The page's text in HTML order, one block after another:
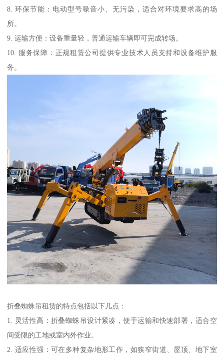
8. 环保节能：电动型号噪音小、无污染，适合对环境要求高的场
所。
9. 运输方便：设备重量轻，普通运输车辆即可完成转场。
10. 服务保障：正规租赁公司提供专业技术人员支持和设备维护服
务。
折叠蜘蛛吊租赁的特点包括以下几点：
1. 灵活性高：折叠蜘蛛吊设计紧凑，便于运输和快速部署，适合空
间受限的工地或室内外作业。
2. 适应性强：可在多种复杂地形工作，如狭窄街道、屋顶、地下室